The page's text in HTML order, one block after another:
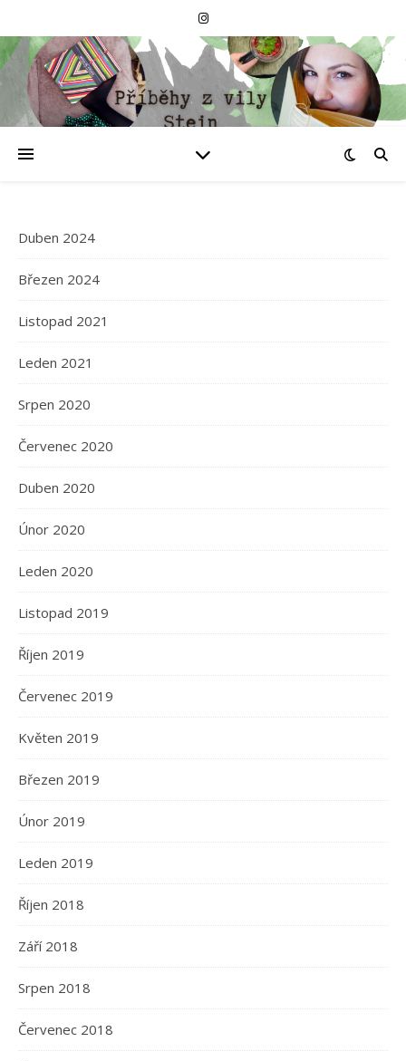
Duben 2024
Březen 2024
Listopad 2021
Leden 2021
Srpen 2020
Červenec 2020
Duben 2020
Únor 2020
Leden 2020
Listopad 2019
Říjen 2019
Červenec 2019
Květen 2019
Březen 2019
Únor 2019
Leden 2019
Říjen 2018
Září 2018
Srpen 2018
Červenec 2018